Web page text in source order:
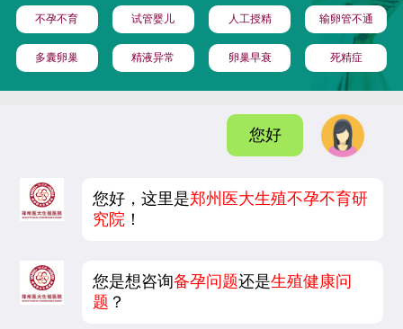
不孕不育 试管婴儿 人工授精 输卵管不通
多囊卵巢 精液异常 卵巢早衰 死精症
您好
您好，这里是郑州医大生殖不孕不育研
究院 ！
您是想咨询备孕问题还是生殖健康问
题 ？